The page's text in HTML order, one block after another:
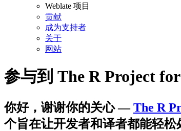
Weblate 项目
贡献
成为支持者
关于
网站
参与到 The R Project
你好，谢谢你的关心—The R
个旨在让开发者和译者都能轻松